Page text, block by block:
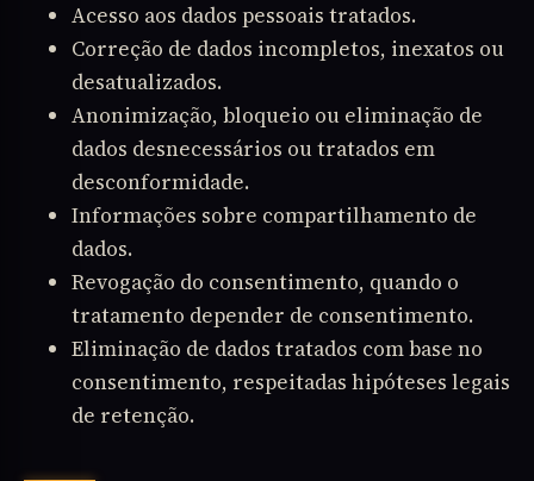
Acesso aos dados pessoais tratados.
Correção de dados incompletos, inexatos ou
desatualizados.
Anonimização, bloqueio ou eliminação de
dados desnecessários ou tratados em
desconformidade.
Informações sobre compartilhamento de
dados.
Revogação do consentimento, quando o
tratamento depender de consentimento.
Eliminação de dados tratados com base no
consentimento, respeitadas hipóteses legais
de retenção.